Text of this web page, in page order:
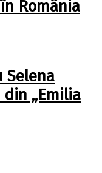
România
Selena
„Emilia